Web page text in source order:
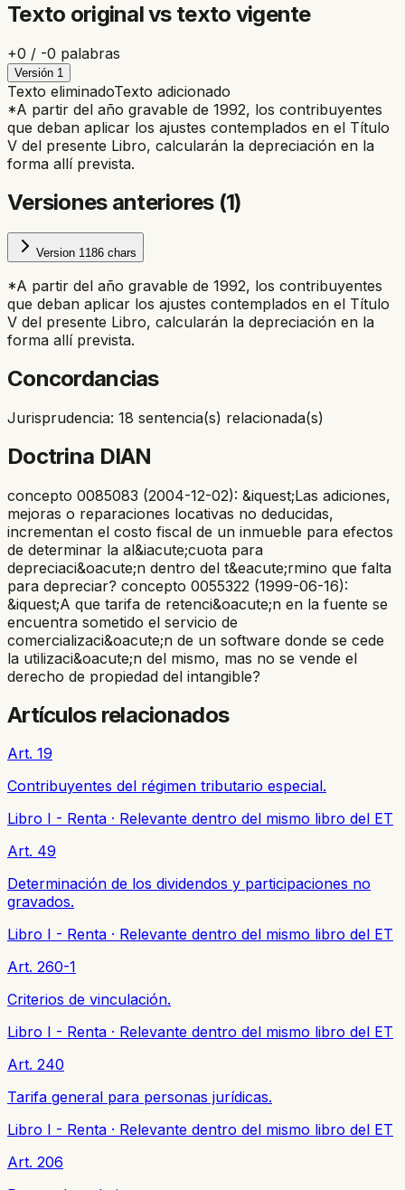
Texto original vs texto vigente
+0 / -0 palabras
Versión 1
Texto eliminadoTexto adicionado
*A partir del año gravable de 1992, los contribuyentes
que deban aplicar los ajustes contemplados en el Título
V del presente Libro, calcularán la depreciación en la
forma allí prevista.
Versiones anteriores (1)
Version 1186 chars
*A partir del año gravable de 1992, los contribuyentes
que deban aplicar los ajustes contemplados en el Título
V del presente Libro, calcularán la depreciación en la
forma allí prevista.
Concordancias
Jurisprudencia: 18 sentencia(s) relacionada(s)
Doctrina DIAN
concepto 0085083 (2004-12-02): &iquest;Las adiciones,
mejoras o reparaciones locativas no deducidas,
incrementan el costo fiscal de un inmueble para efectos
de determinar la al&iacute;cuota para
depreciaci&oacute;n dentro del t&eacute;rmino que falta
para depreciar? concepto 0055322 (1999-06-16):
&iquest;A que tarifa de retenci&oacute;n en la fuente se
encuentra sometido el servicio de
comercializaci&oacute;n de un software donde se cede
la utilizaci&oacute;n del mismo, mas no se vende el
derecho de propiedad del intangible?
Artículos relacionados
Art. 19
Contribuyentes del régimen tributario especial.
Libro I - Renta · Relevante dentro del mismo libro del ET
Art. 49
Determinación de los dividendos y participaciones no
gravados.
Libro I - Renta · Relevante dentro del mismo libro del ET
Art. 260-1
Criterios de vinculación.
Libro I - Renta · Relevante dentro del mismo libro del ET
Art. 240
Tarifa general para personas jurídicas.
Libro I - Renta · Relevante dentro del mismo libro del ET
Art. 206